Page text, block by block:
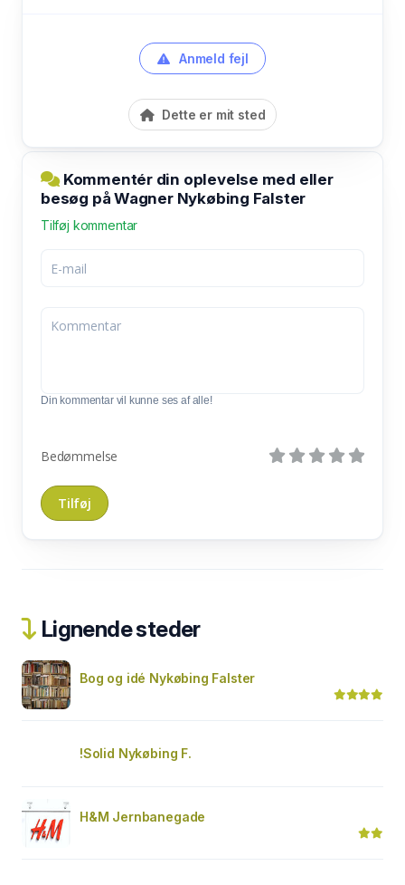
Anmeld fejl
Dette er mit sted
Kommentér din oplevelse med eller
besøg på Wagner Nykøbing Falster
Tilføj kommentar
Din kommentar vil kunne ses af alle!
Bedømmelse
Lignende steder
Bog og idé Nykøbing Falster
!Solid Nykøbing F.
H&M Jernbanegade